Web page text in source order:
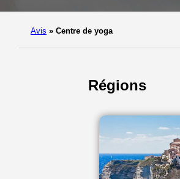
Avis » Centre de yoga
Régions